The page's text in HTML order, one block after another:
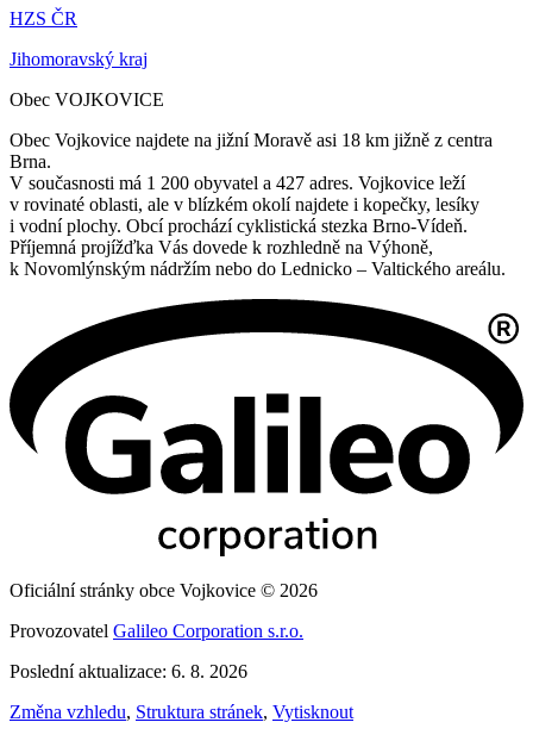
HZS ČR
Jihomoravský kraj
Obec VOJKOVICE
Obec Vojkovice najdete na jižní Moravě asi 18 km jižně z centra
Brna.
V současnosti má 1 200 obyvatel a 427 adres. Vojkovice leží
v rovinaté oblasti, ale v blízkém okolí najdete i kopečky, lesíky
i vodní plochy. Obcí prochází cyklistická stezka Brno-Vídeň.
Příjemná projížďka Vás dovede k rozhledně na Výhoně,
k Novomlýnským nádržím nebo do Lednicko – Valtického areálu.
Oficiální stránky obce Vojkovice © 2026
Provozovatel Galileo Corporation s.r.o.
Poslední aktualizace: 6. 8. 2026
Změna vzhledu, Struktura stránek, Vytisknout